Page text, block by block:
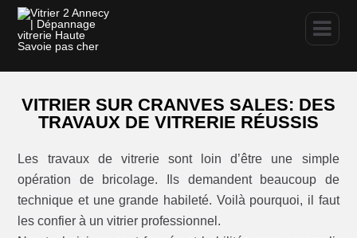
VITRIER SUR CRANVES SALES: DES
TRAVAUX DE VITRERIE RÉUSSIS
Les travaux de vitrerie sont loin d’être une simple
opération de bricolage. Ils demandent beaucoup de
technique et une grande habileté. Voilà pourquoi, il faut
les confier à un vitrier professionnel.